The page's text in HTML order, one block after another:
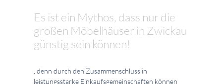
Es ist ein Mythos, dass nur die
großen Möbelhäuser in Zwickau
günstig sein können!
, denn durch den Zusammenschluss in
leistungsstarke Einkaufsgemeinschaften können